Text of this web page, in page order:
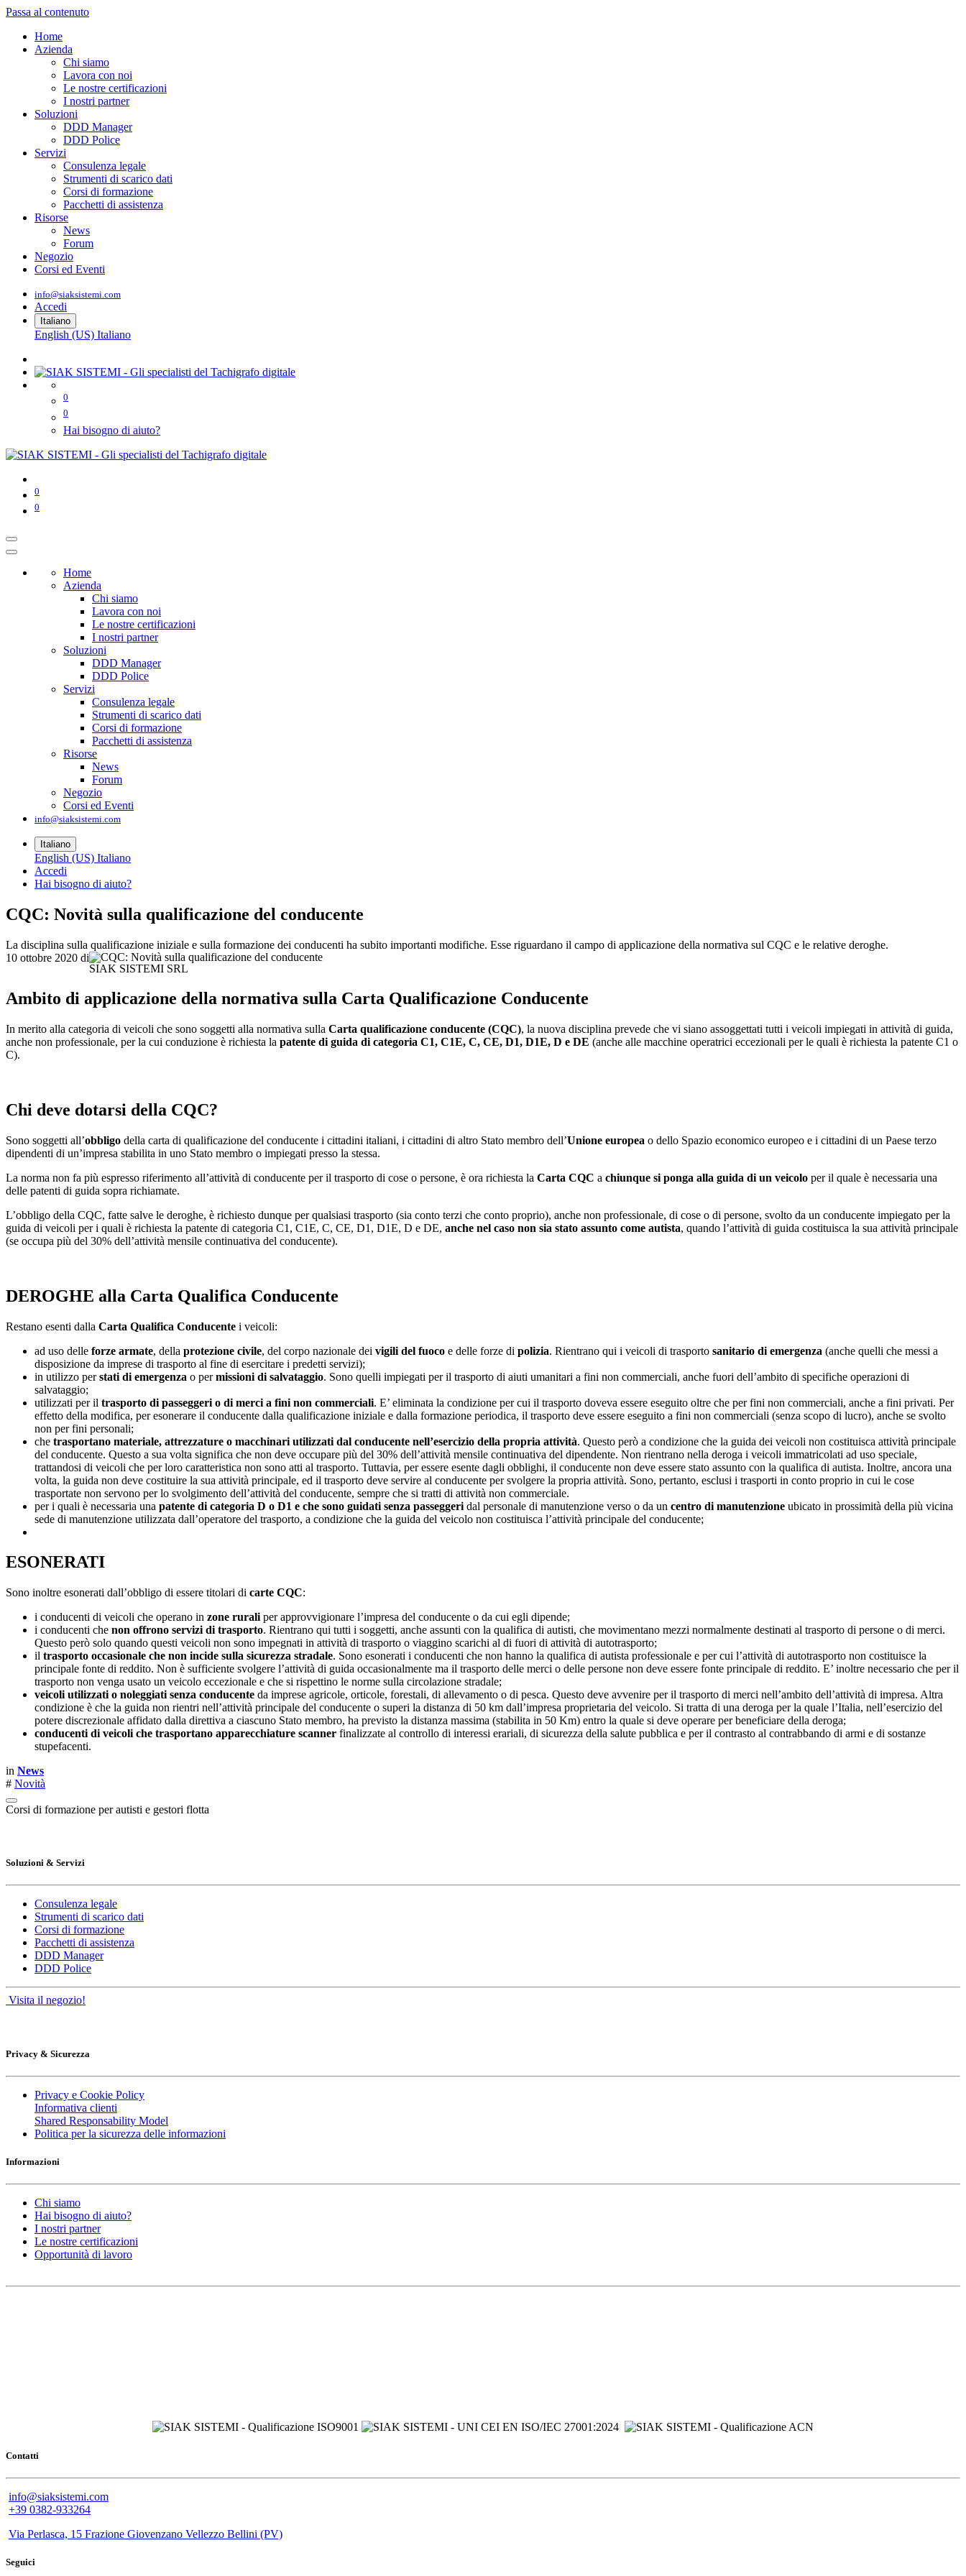
Passa al contenuto
Home
Azienda
Chi siamo
Lavora con noi
Le nostre certificazioni
I nostri partner
Soluzioni
DDD Manager
DDD Police
Servizi
Consulenza legale
Strumenti di scarico dati
Corsi di formazione
Pacchetti di assistenza
Risorse
News
Forum
Negozio
Corsi ed Eventi
info@siaksistemi.com
Accedi
Italiano
English (US) Italiano
0
0
Hai bisogno di aiuto?
0
0
Home
Azienda
Chi siamo
Lavora con noi
Le nostre certificazioni
I nostri partner
Soluzioni
DDD Manager
DDD Police
Servizi
Consulenza legale
Strumenti di scarico dati
Corsi di formazione
Pacchetti di assistenza
Risorse
News
Forum
Negozio
Corsi ed Eventi
info@siaksistemi.com
Italiano
English (US) Italiano
Accedi
Hai bisogno di aiuto?
CQC: Novità sulla qualificazione del conducente
La disciplina sulla qualificazione iniziale e sulla formazione dei conducenti ha subito importanti modifiche. Esse riguardano il campo di applicazione della normativa sul CQC e le relative deroghe.
10 ottobre 2020 di
SIAK SISTEMI SRL
Ambito di applicazione della normativa sulla Carta Qualificazione Conducente
In merito alla categoria di veicoli che sono soggetti alla normativa sulla Carta qualificazione conducente (CQC), la nuova disciplina prevede che vi siano assoggettati tutti i veicoli impiegati in attività di guida,
anche non professionale, per la cui conduzione è richiesta la patente di guida di categoria C1, C1E, C, CE, D1, D1E, D e DE (anche alle macchine operatrici eccezionali per le quali è richiesta la patente C1 o
C).
Chi deve dotarsi della CQC?
Sono soggetti all’obbligo della carta di qualificazione del conducente i cittadini italiani, i cittadini di altro Stato membro dell’Unione europea o dello Spazio economico europeo e i cittadini di un Paese terzo
dipendenti di un’impresa stabilita in uno Stato membro o impiegati presso la stessa.
La norma non fa più espresso riferimento all’attività di conducente per il trasporto di cose o persone, è ora richiesta la Carta CQC a chiunque si ponga alla guida di un veicolo per il quale è necessaria una
delle patenti di guida sopra richiamate.
L’obbligo della CQC, fatte salve le deroghe, è richiesto dunque per qualsiasi trasporto (sia conto terzi che conto proprio), anche non professionale, di cose o di persone, svolto da un conducente impiegato per la
guida di veicoli per i quali è richiesta la patente di categoria C1, C1E, C, CE, D1, D1E, D e DE, anche nel caso non sia stato assunto come autista, quando l’attività di guida costituisca la sua attività principale
(se occupa più del 30% dell’attività mensile continuativa del conducente).
DEROGHE alla Carta Qualifica Conducente
Restano esenti dalla Carta Qualifica Conducente i veicoli:
ad uso delle forze armate, della protezione civile, del corpo nazionale dei vigili del fuoco e delle forze di polizia. Rientrano qui i veicoli di trasporto sanitario di emergenza (anche quelli che messi a
disposizione da imprese di trasporto al fine di esercitare i predetti servizi);
in utilizzo perstati di emergenza o permissioni di salvataggio. Sono quelli impiegati per il trasporto di aiuti umanitari a fini non commerciali, anche fuori dell’ambito di specifiche operazioni di
salvataggio;
utilizzati per il trasporto di passeggeri o di merci a fini non commerciali. E’ eliminata la condizione per cui il trasporto doveva essere eseguito oltre che per fini non commerciali, anche a fini privati. Per
effetto della modifica, per esonerare il conducente dalla qualificazione iniziale e dalla formazione periodica, il trasporto deve essere eseguito a fini non commerciali (senza scopo di lucro), anche se svolto
non per fini personali;
che trasportano materiale, attrezzature o macchinari utilizzati dal conducente nell’esercizio della propria attività. Questo però a condizione che la guida dei veicoli non costituisca attività principale
del conducente. Questo a sua volta significa che non deve occupare più del 30% dell’attività mensile continuativa del dipendente. Non rientrano nella deroga i veicoli immatricolati ad uso speciale,
trattandosi di veicoli che per loro caratteristica non sono atti al trasporto. Tuttavia, per essere esente dagli obblighi, il conducente non deve essere stato assunto con la qualifica di autista. Inoltre, ancora una
volta, la guida non deve costituire la sua attività principale, ed il trasporto deve servire al conducente per svolgere la propria attività. Sono, pertanto, esclusi i trasporti in conto proprio in cui le cose
trasportate non servono per lo svolgimento dell’attività del conducente, sempre che si tratti di attività non commerciale.
per i quali è necessaria una patente di categoria D o D1 e che sono guidati senza passeggeri dal personale di manutenzione verso o da un centro di manutenzione ubicato in prossimità della più vicina
sede di manutenzione utilizzata dall’operatore del trasporto, a condizione che la guida del veicolo non costituisca l’attività principale del conducente;
ESONERATI
Sono inoltre esonerati dall’obbligo di essere titolari di carte CQC:
i conducenti di veicoli che operano in zone rurali per approvvigionare l’impresa del conducente o da cui egli dipende;
i conducenti che non offrono servizi di trasporto. Rientrano qui tutti i soggetti, anche assunti con la qualifica di autisti, che movimentano mezzi normalmente destinati al trasporto di persone o di merci.
Questo però solo quando questi veicoli non sono impegnati in attività di trasporto o viaggino scarichi al di fuori di attività di autotrasporto;
il trasporto occasionale che non incide sulla sicurezza stradale. Sono esonerati i conducenti che non hanno la qualifica di autista professionale e per cui l’attività di autotrasporto non costituisce la
principale fonte di reddito. Non è sufficiente svolgere l’attività di guida occasionalmente ma il trasporto delle merci o delle persone non deve essere fonte principale di reddito. E’ inoltre necessario che per il
trasporto non venga usato un veicolo eccezionale e che si rispettino le norme sulla circolazione stradale;
veicoli utilizzati o noleggiati senza conducente da imprese agricole, orticole, forestali, di allevamento o di pesca. Questo deve avvenire per il trasporto di merci nell’ambito dell’attività di impresa. Altra
condizione è che la guida non rientri nell’attività principale del conducente o superi la distanza di 50 km dall’impresa proprietaria del veicolo. Si tratta di una deroga per la quale l’Italia, nell’esercizio del
potere discrezionale affidato dalla direttiva a ciascuno Stato membro, ha previsto la distanza massima (stabilita in 50 Km) entro la quale si deve operare per beneficiare della deroga;
conducenti di veicoli che trasportano apparecchiature scanner finalizzate al controllo di interessi erariali, di sicurezza della salute pubblica e per il contrasto al contrabbando di armi e di sostanze
stupefacenti.
in News
# Novità
Corsi di formazione per autisti e gestori flotta
Soluzioni & Servizi
Consulenza legale
Strumenti di scarico dati
Corsi di formazione
Pacchetti di assistenza
DDD Manager
DDD Police
Visita il negozio!
Privacy & Sicurezza
Privacy e Cookie Policy
Informativa clienti
Shared Responsability Model
Politica per la sicurezza delle informazioni
Informazioni
Chi siamo
Hai bisogno di aiuto?
I nostri partner
Le nostre certificazioni
Opportunità di lavoro
Contatti
info@siaksistemi.com
+39 0382-933264
Via Perlasca, 15 Frazione Giovenzano Vellezzo Bellini (PV)
Seguici